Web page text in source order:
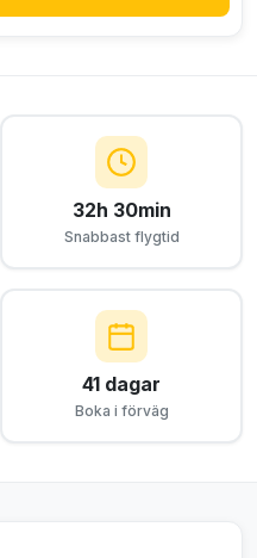
32h 30min
Snabbast flygtid
41 dagar
Boka i förväg